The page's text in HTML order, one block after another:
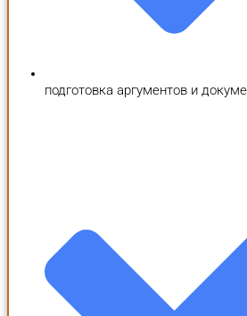
подготовка аргументов и